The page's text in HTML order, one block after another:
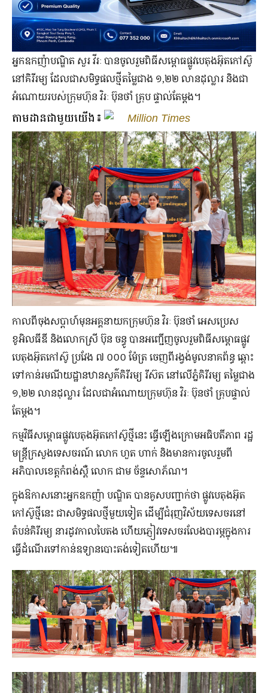
អ្នកឧកញ៉ាបណ្ឌិត សួរ វីរៈ បាន​ចូលរួមពិធីសម្ពោធផ្លូវបេតុងអ៊ុតកៅស៊ូ
នៅគិរីរម្យ ដែល​ជា​សមិទ្ធផល​ថ្មី​តម្លៃ​ជាង ១,២២ លាន​ដុល្លារ និង​ជា​
អំណោយ​របស់​ក្រុមហ៊ុន វិរៈ ប៊ុនថាំ គ្រុប ផ្ទាល់តែម្ដង។
តាមដានជាមួយយើង៖ Million Times
កាលពី​ចុង​សប្ដាហ៍​មុន​អគ្គ​នាយក​ក្រុមហ៊ុន វិរៈ ប៊ុនថាំ អេសប្រេស
ខូអិលធីឌី និង​លោកស្រី ប៊ុន ចន្ធូ បាន​អញ្ជើញ​ចូលរួម​ពិធី​សម្ពោធ​ផ្លូវ​
បេតុង​អ៊ុត​កៅស៊ូ ប្រវែង ៧ ០០០ ម៉ែត្រ ចេញ​ពី​រង្វង់​មូល​នាគព័ន្ធ ឆ្ពោះ​
ទៅ​កាន់​រមណីយដ្ឋាន​ឋាន​សួគ៌​គិរីរម្យ រីស៊ត នៅ​លើ​ភ្នំ​គិរីរម្យ តម្លៃ​ជាង
១,២២ លាន​ដុល្លារ ដែល​ជា​អំណោយ​ក្រុមហ៊ុន វិរៈ ប៊ុនថាំ គ្រុប​ផ្ទាល់​
តែម្ដង។
កម្មវិធី​សម្ពោធ​ផ្លូវ​បេតុង​អ៊ុត​កៅស៊ូ​ថ្មី​នេះ ធ្វើ​ឡើង​ក្រោម​អធិបតីភាព រដ្ឋ
មន្ត្រី​ក្រសួង​ទេសចរណ៍ លោក ហួត ហាក់ និង​មាន​ការ​ចូលរួម​ពី​
អភិបាលខេត្ត​កំពង់ស្ពឺ លោក ជាម ច័ន្ទសោភ័ណ។
ក្នុង​ឱកាស​នោះ​អ្នកឧកញ៉ា បណ្ឌិត បានគូសបញ្ជាក់ថា ផ្លូវបេតុងអ៊ុត
កៅស៊ូថ្មីនេះ ជា​សមិទ្ធផល​ថ្មី​មួយ​ទៀត ដើម្បី​ជំរុញ​វិស័យ​ទេសចរ​នៅ​
តំបន់​គិរីរម្យ នា​រដូវកាល​បៃតង ហើយ​ភ្ញៀវទេសចរ​លែង​បារម្ភ​ក្នុង​ការ​
ធ្វើ​ដំណើរ​ទៅ​កាន់​ឧទ្យាន​បោះតង់​ទៀត​ហើយ៕